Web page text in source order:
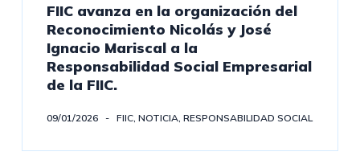
FIIC avanza en la organización del
Reconocimiento Nicolás y José
Ignacio Mariscal a la
Responsabilidad Social Empresarial
de la FIIC.
09/01/2026 FIIC, NOTICIA RESPONSABILIDAD SOCIAL